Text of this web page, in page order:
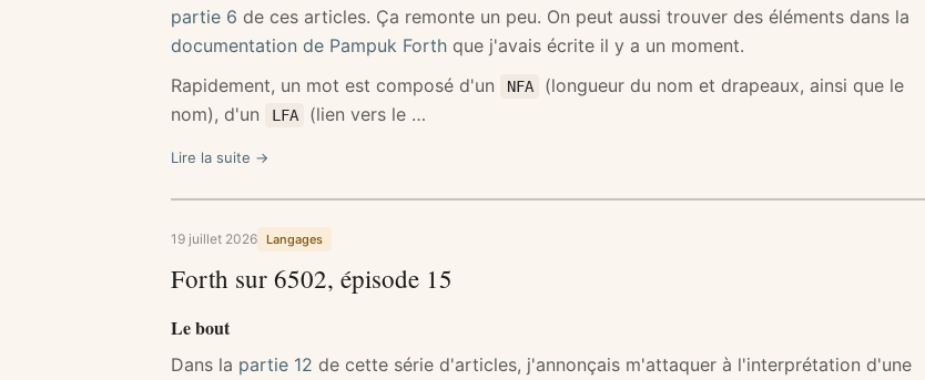
partie 6 de ces articles. Ça remonte un peu. On peut aussi trouver des éléments dans la
documentation de Pampuk Forth que j'avais écrite il y a un moment.
Rapidement, un mot est composé d'un
NFA
(longueur du nom et drapeaux, ainsi que le
nom), d'un
LFA (lien vers le …
Lire la suite →
19 juillet 2026 Langages
Forth sur 6502, épisode 15
Le bout
Dans la partie 12 de cette série d'articles, j'annonçais m'attaquer à l'interprétation d'une